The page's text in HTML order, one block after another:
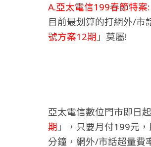
A.亞太電信199春節特案:
目前最划算的打網外/市
號方案12期 」莫屬!
亞太電信數位門市即日
期 」，只要月付199元
分鐘，網外/市話超量費